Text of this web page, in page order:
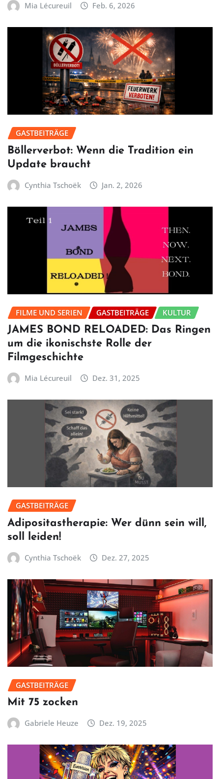
Mia Lécureuil Feb. 6, 2026
GASTBEITRÄGE
Böllerverbot: Wenn die Tradition ein
Update braucht
Cynthia Tschoëk Jan. 2, 2026
FILME UND SERIEN GASTBEITRÄGE KULTUR
JAMES BOND RELOADED: Das Ringen
um die ikonischste Rolle der
Filmgeschichte
Mia Lécureuil Dez. 31, 2025
GASTBEITRÄGE
Adipositastherapie: Wer dünn sein will,
soll leiden!
Cynthia Tschoëk Dez. 27, 2025
GASTBEITRÄGE
Mit 75 zocken
Gabriele Heuze Dez. 19, 2025